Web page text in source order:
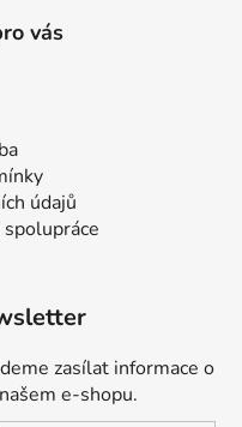
vás
údajů
zasílat informace o
e-shopu.